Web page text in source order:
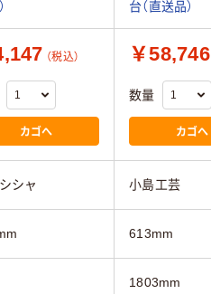
台（直送品）
（税込）
カゴへ
￥58,746
数量
カゴへ
シャ 小島工芸
613mm
1803mm